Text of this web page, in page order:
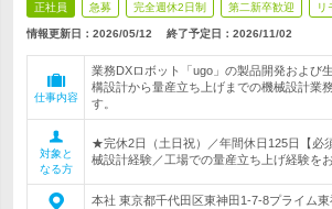
正社員 急募 完全週休2日制 第二新卒歓迎 リ
情報更新日：2026/05/12 終了予定日： 2026/11/02
仕事内容
業務DXロボット「ugo」の製品開発および
構設計から量産立ち上げまでの機械設計業
す。
対象と
なる方
★完休2日（土日祝）／年間休日125日【必
械設計経験／工場での量産立ち上げ経験を
本社 東京都千代田区東神田1-7-8プライム